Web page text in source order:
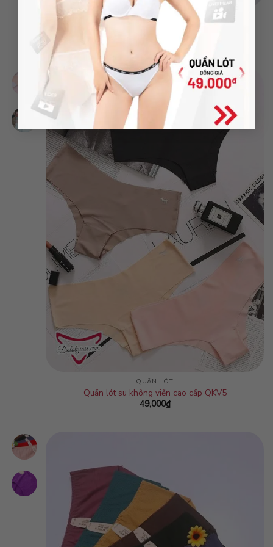
QUẦN LÓT
Quần lót su không viền cao cấp QKV4
49,000
QUẦN LÓT
Quần lót su không viền cao cấp QKV5
49,000₫